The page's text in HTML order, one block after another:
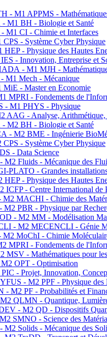
- M1 APPMS -
M1 BH - Biologie et Santé
M1 CI - Chimie et Interfaces
- Système Cyber Physique
- Physique des Hautes
- Innovation, Entreprise et
- M1 MJH -
M1 Mech - Mécanique
- Master en Economie
MPRI - Fondements de
- M1 PHYS - Physique
AAG - Analyse, Arithmétique,
M2 BH - Biologie et Santé
- M2 BME - Ingénierie
- Système Cyber Physique
- Data Science
Fluids - Mécanique des
PLATO - Grandes
- Physique des Hautes
ICFP - Centre International de
MACHI - Chimie des
PBR - Physique par
- M2 MM - Modélisation
- M2 MECENCLI - Génie
MoChI - Chimie
MPRI - Fondements de
MSV - Mathématiques pour
OPT - Optimisation
- Projet, Innovation,
- M2 PPF - Physique des
- M2 PF - Probabilités et
QLMN - Quantique,
- M2 QD - Dispositifs
SMNO - Science des
Solids - Mécanique des